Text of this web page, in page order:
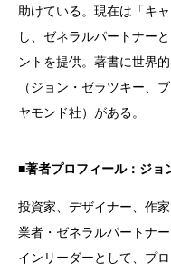
助けている。現在は「キ
し、ゼネラルパートナー
ントを提供。著書に世界
（ジョン・ゼラツキー、
ヤモンド社）がある。
■著者プロフィール：ジ
投資家、デザイナー、作
業者・ゼネラルパートナ
インリーダーとして、プ